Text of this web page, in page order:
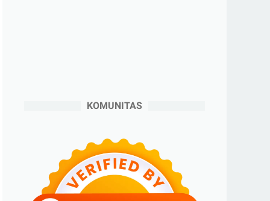
(2)
Maret 2024(2)
►
Februari 2024(6)
►Januari 2024(2)
KOMUNITAS